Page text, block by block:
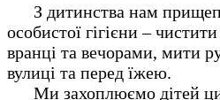
З дитинства нам
особистої гігієни –
вранці та вечорами, мити
вулиці та перед їжею.
Ми захоплюємо дітей